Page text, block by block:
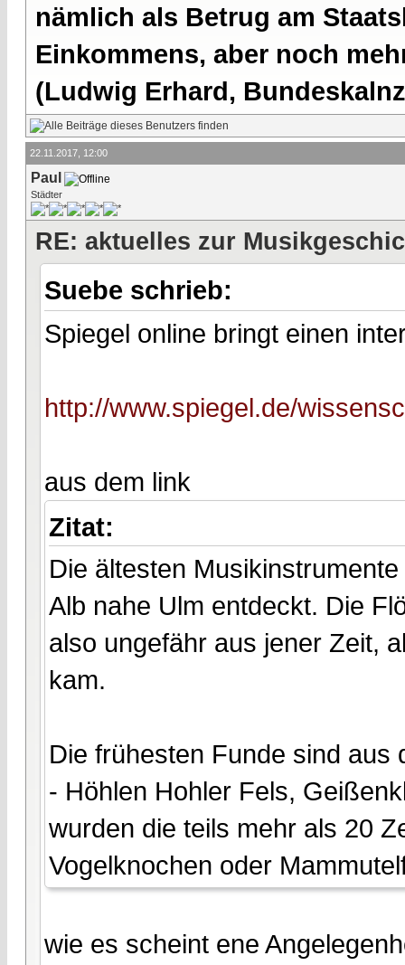
nämlich als Betrug am
Einkommens, aber noch
(Ludwig Erhard,
22.11.2017, 12:00
Paul
Städter
RE: aktuelles zur
Suebe schrieb:
Spiegel online bringt einen
http://www.spiegel.de/
aus dem link
Zitat:
Die ältesten
Alb nahe Ulm entdeckt. Die
also ungefähr aus jener Zeit,
kam.
Die frühesten Funde sind aus
- Höhlen Hohler Fels,
wurden die teils mehr als 20
Vogelknochen oder
wie es scheint ene